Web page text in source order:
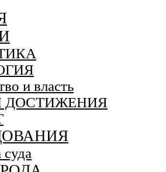
и власть
суда